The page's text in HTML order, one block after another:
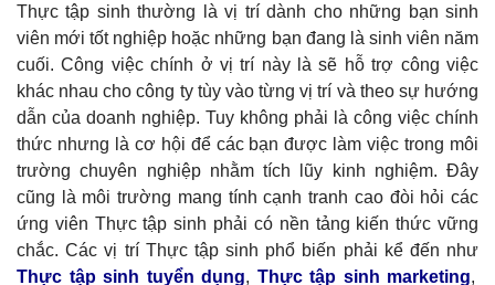
Thực tập sinh thường là vị trí dành cho những bạn sinh
viên mới tốt nghiệp hoặc những bạn đang là sinh viên năm
cuối. Công việc chính ở vị trí này là sẽ hỗ trợ công việc
khác nhau cho công ty tùy vào từng vị trí và theo sự hướng
dẫn của doanh nghiệp. Tuy không phải là công việc chính
thức nhưng là cơ hội để các bạn được làm việc trong môi
trường chuyên nghiệp nhằm tích lũy kinh nghiệm. Đây
cũng là môi trường mang tính cạnh tranh cao đòi hỏi các
ứng viên Thực tập sinh phải có nền tảng kiến thức vững
chắc. Các vị trí Thực tập sinh phổ biến phải kể đến như
Thực tập sinh tuyển dụng, Thực tập sinh marketing,